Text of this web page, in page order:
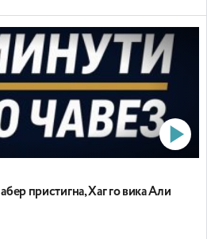
пристигна, Хаг го вика Али